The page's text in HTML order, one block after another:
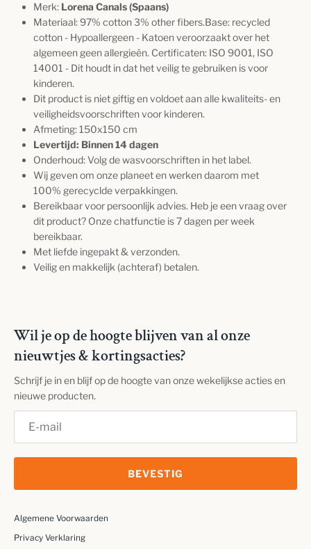
Merk: Lorena Canals (Spaans)
Materiaal: 97% cotton 3% other fibers.Base: recycled
cotton - Hypoallergeen - Katoen veroorzaakt over het
algemeen geen allergieën. Certificaten: ISO 9001, ISO
14001 - Dit houdt in dat het veilig te gebruiken is voor
kinderen.
Dit product is niet giftig en voldoet aan alle kwaliteits- en
veiligheidsvoorschriften voor kinderen.
Afmeting: 150x150 cm
Levertijd: Binnen 14 dagen
Onderhoud: Volg de wasvoorschriften in het label.
Wij geven om onze planeet en werken daarom met
100% gerecyclde verpakkingen.
Bereikbaar voor persoonlijk advies. Heb je een vraag over
dit product? Onze chatfunctie is 7 dagen per week
bereikbaar.
Met liefde ingepakt & verzonden.
Veilig en makkelijk (achteraf) betalen.
Wil je op de hoogte blijven van al onze
nieuwtjes & kortingsacties?
Schrijf je in en blijf op de hoogte van onze wekelijkse acties en
nieuwe producten.
BEVESTIG
Algemene Voorwaarden
Privacy Verklaring